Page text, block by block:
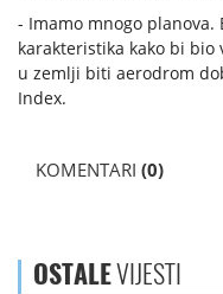
- Imamo mnogo
karakteristika kako bi
u zemlji biti aerodrom
Index.
KOMENTARI (0)
OSTALEVIJESTI